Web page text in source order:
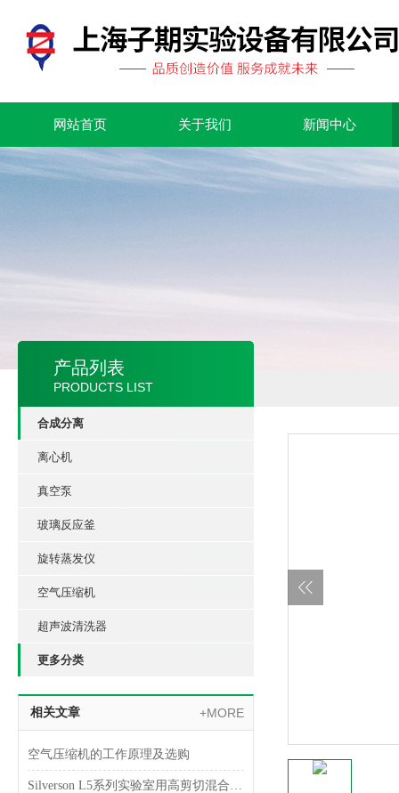
网站首页 关于我们 新闻中心
产品列表
PRODUCTS LIST
合成分离
离心机
真空泵
玻璃反应釜
旋转蒸发仪
空气压缩机
超声波清洗器
更多分类
相关文章 +MORE
空气压缩机的工作原理及选购
Silverson L5系列实验室用高剪切混合乳化器